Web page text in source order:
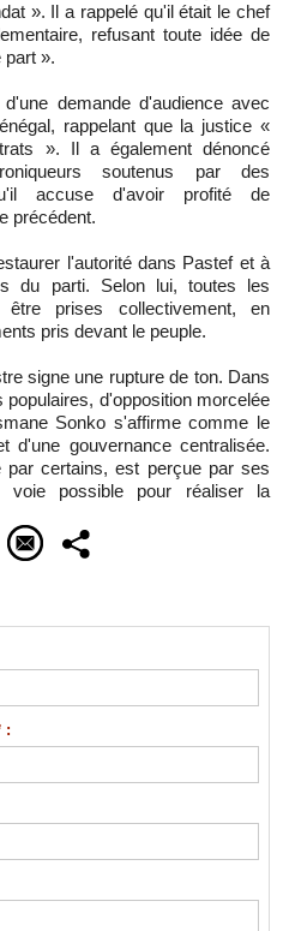
». Il a rappelé qu'il était le chef
refusant toute idée de
part ».
demande d'audience avec
rappelant que la justice «
». Il a également dénoncé
soutenus par des
accuse d'avoir profité de
précédent.
l'autorité dans Pastef et à
du parti. Selon lui, toutes les
être prises collectivement, en
pris devant le peuple.
signe une rupture de ton. Dans
d'opposition morcelée
Sonko s'affirme comme le
d'une gouvernance centralisée.
par certains, est perçue par ses
voie possible pour réaliser la
: